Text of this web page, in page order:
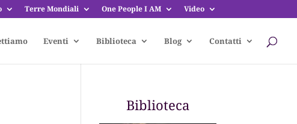
Terre Mondiali One People I AM Video
Eventi Biblioteca Blog Contatti
Biblioteca